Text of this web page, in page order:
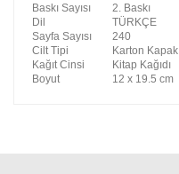
Baskı Sayısı
2. Baskı
Dil
TÜRKÇE
Sayfa Sayısı
240
Cilt Tipi
Karton Kapak
Kağıt Cinsi
Kitap Kağıdı
Boyut
12 x 19.5 cm